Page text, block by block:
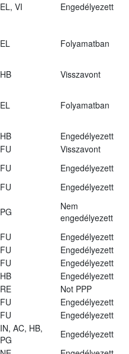
EL, VI
Engedélyezett
EL Folyamatban
HB
Visszavont
EL Folyamatban
HB
Engedélyezett
FU
Visszavont
FU
Engedélyezett
FU
Engedélyezett
PG
Nem
engedélyezett
FU
Engedélyezett
FU
Engedélyezett
FU
Engedélyezett
HB
Engedélyezett
RE
Not PPP
FU
Engedélyezett
FU
Engedélyezett
IN, AC, HB,
PG
Engedélyezett